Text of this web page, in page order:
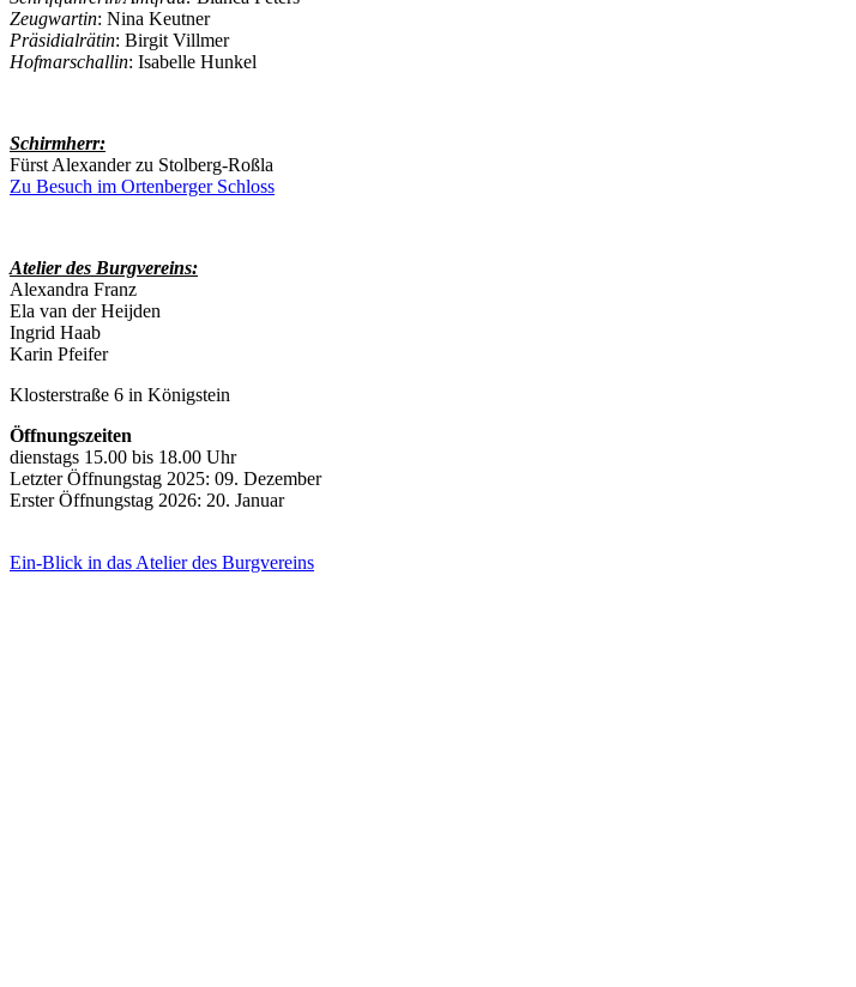
Zeugwartin: Nina Keutner
Präsidialrätin: Birgit Villmer
Hofmarschallin: Isabelle Hunkel
Schirmherr:
Fürst Alexander zu Stolberg-Roßla
Zu Besuch im Ortenberger Schloss
Atelier des Burgvereins:
Alexandra Franz
Ela van der Heijden
Ingrid Haab
Karin Pfeifer
Klosterstraße 6 in Königstein
Öffnungszeiten
dienstags 15.00 bis 18.00 Uhr
Letzter Öffnungstag 2025: 09. Dezember
Erster Öffnungstag 2026: 20. Januar
Ein-Blick in das Atelier des Burgvereins